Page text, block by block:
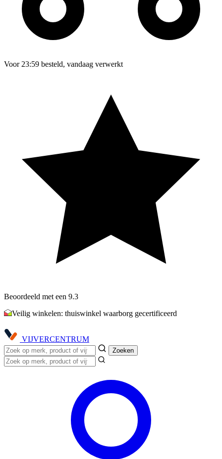
Voor 23:59 besteld, vandaag verwerkt
Beoordeeld met een 9.3
Veilig winkelen: thuiswinkel waarborg gecertificeerd
VIJVERCENTRUM
Zoeken